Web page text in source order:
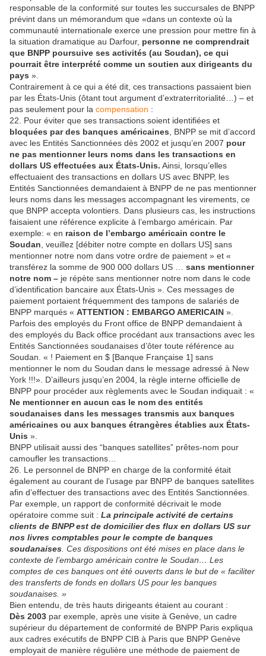
responsable de la conformité sur toutes les succursales de BNPP
prévint dans un mémorandum que «dans un contexte où la
communauté internationale exerce une pression pour mettre fin à
la situation dramatique au Darfour, personne ne comprendrait
que BNPP poursuive ses activités (au Soudan), ce qui
pourrait être interprété comme un soutien aux dirigeants du
pays ».
Contrairement à ce qui a été dit, ces transactions passaient bien
par les États-Unis (ôtant tout argument d’extraterritorialité…) – et
pas seulement pour la compensation :
22. Pour éviter que ses transactions soient identifiées et
bloquées par des banques américaines , BNPP se mit d’accord
avec les Entités Sanctionnées dès 2002 et jusqu’en 2007 pour
ne pas mentionner leurs noms dans les transactions en
dollars US effectuées aux États-Unis. Ainsi, lorsqu’elles
effectuaient des transactions en dollars US avec BNPP, les
Entités Sanctionnées demandaient à BNPP de ne pas mentionner
leurs noms dans les messages accompagnant les virements, ce
que BNPP accepta volontiers. Dans plusieurs cas, les instructions
faisaient une référence explicite à l’embargo américain. Par
exemple: « en raison de l’embargo américain contre le
Soudan , veuillez [débiter notre compte en dollars US] sans
mentionner notre nom dans votre ordre de paiement » et «
transférez la somme de 900 000 dollars US … sans mentionner
notre nom – je répète sans mentionner notre nom dans le code
d’identification bancaire aux États-Unis ». Ces messages de
paiement portaient fréquemment des tampons de salariés de
BNPP marqués « ATTENTION : EMBARGO AMERICAIN ».
Parfois des employés du Front office de BNPP demandaient à
des employés du Back office procédant aux transactions avec les
Entités Sanctionnées soudanaises d’ôter toute référence au
Soudan. « ! Paiement en $ [Banque Française 1] sans
mentionner le nom du Soudan dans le message adressé à New
York !!!». D’ailleurs jusqu’en 2004, la règle interne officielle de
BNPP pour procéder aux règlements avec le Soudan indiquait : «
Ne mentionner en aucun cas le nom des entités
soudanaises dans les messages transmis aux banques
américaines ou aux banques étrangères établies aux États-
Unis ».
BNPP utilisait aussi des “banques satellites” prêtes-nom pour
camoufler les transactions…
26. Le personnel de BNPP en charge de la conformité était
également au courant de l’usage par BNPP de banques satellites
afin d’effectuer des transactions avec des Entités Sanctionnées.
Par exemple, un rapport de conformité décrivait le mode
opératoire comme suit : La principale activité de certains
clients de BNPP est de domicilier des flux en dollars US sur
nos livres comptables pour le compte de banques
soudanaises . Ces dispositions ont été mises en place dans le
contexte de l’embargo américain contre le Soudan… Les
comptes de ces banques ont été ouverts dans le but de « faciliter
des transferts de fonds en dollars US pour les banques
soudanaises. »
Bien entendu, de très hauts dirigeants étaient au courant :
Dès 2003 par exemple, après une visite à Genève, un cadre
supérieur du département de conformité de BNPP Paris expliqua
aux cadres exécutifs de BNPP CIB à Paris que BNPP Genève
employait de manière régulière une méthode de paiement de